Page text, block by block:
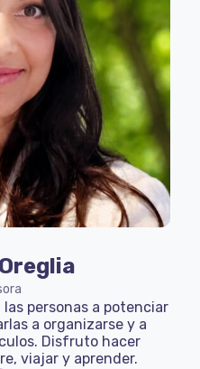
las personas a potenciar
a organizarse y a
Disfruto hacer
viajar y aprender.